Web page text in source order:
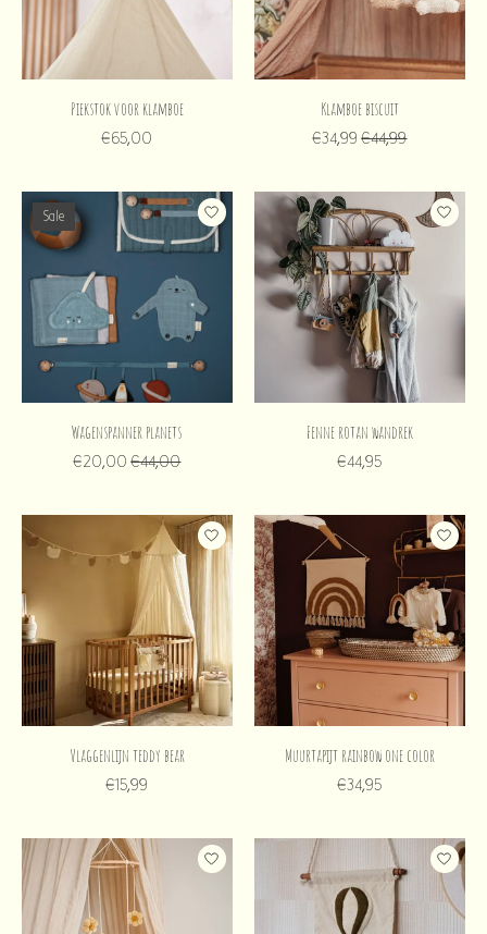
Piekstok voor klamboe
€65,00
Klamboe biscuit
€34,99 €44,99
Sale
Wagenspanner planets
€20,00 €44,00
Fenne rotan wandrek
€44,95
Vlaggenlijn teddy bear
€15,99
Muurtapijt rainbow one color
€34,95